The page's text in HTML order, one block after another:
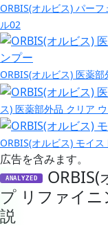
ORBIS(オルビス) パー
ル02
ORBIS(オルビス) 医薬
ス) 医薬部外品 クリア
ORBIS(オルビス) モイ
広告を含みます。
ANALYZED
ORBIS(
プ リファイ
説